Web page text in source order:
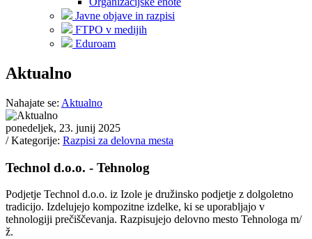
Javne objave in razpisi
FTPO v medijih
Eduroam
Aktualno
Nahajate se: Aktualno
ponedeljek, 23. junij 2025
/ Kategorije: Razpisi za delovna mesta
Technol d.o.o. - Tehnolog
Podjetje Technol d.o.o. iz Izole je družinsko podjetje z dolgoletno
tradicijo. Izdelujejo kompozitne izdelke, ki se uporabljajo v
tehnologiji prečiščevanja. Razpisujejo delovno mesto Tehnologa m/
ž.